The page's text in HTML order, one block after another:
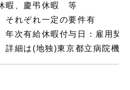
暇、慶弔休暇 等
それぞれ一定の要件有
年次有給休暇付与日：雇用契
詳細は(地独)東京都立病院機